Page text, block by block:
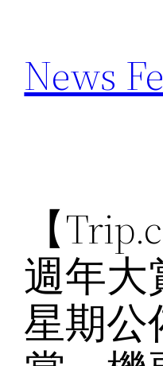
content
News
【
週年大
星期公